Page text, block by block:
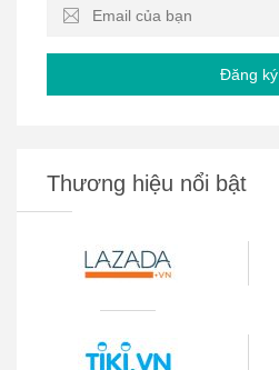
Đăng ký
Thương hiệu nổi bật